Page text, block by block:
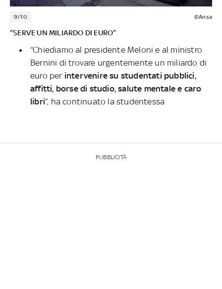
9/10 ©Ansa
“SERVE UN MILIARDO DI EURO”
“Chiediamo al presidente Meloni e al ministro
Bernini di trovare urgentemente un miliardo di
euro per intervenire su studentati pubblici,
affitti, borse di studio, salute mentale e caro
libri”, ha continuato la studentessa
PUBBLICITÀ